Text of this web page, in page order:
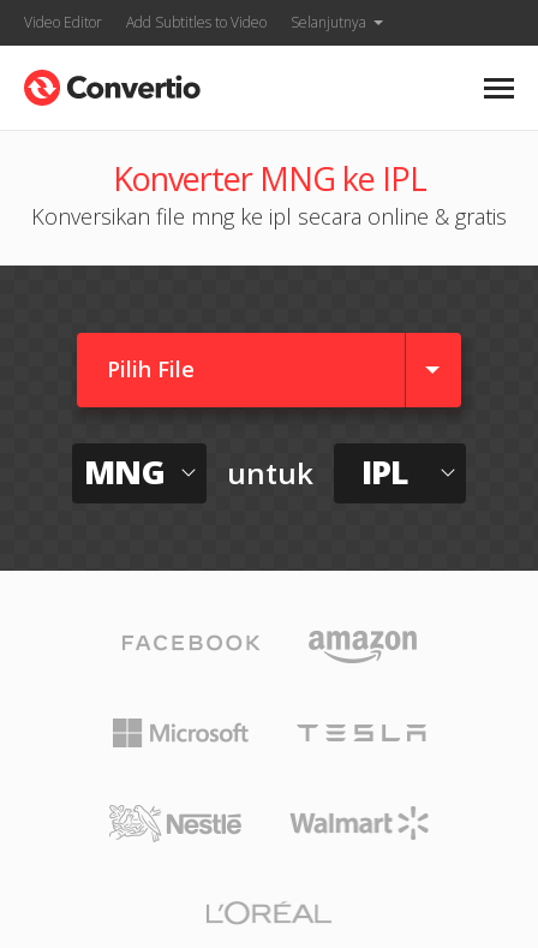
Video Editor Add Subtitles to Video Selanjutnya
Konverter MNG ke IPL
Konversikan file mng ke ipl secara online & gratis
Pilih File
MNG untuk IPL